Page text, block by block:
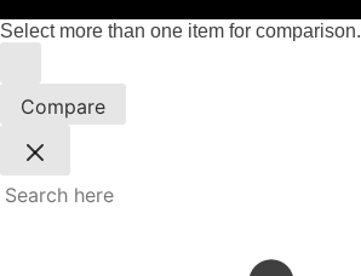
Select more than one item for comparison.
Compare